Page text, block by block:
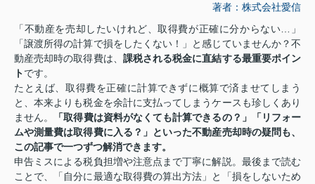
著者：株式会社愛信
「不動産を売却したいけれど、取得費が正確に分からない…」
「譲渡所得の計算で損をしたくない！」と感じていませんか？不
動産売却時の取得費は、 課税される税金に直結する最重要ポイン
トです。
たとえば、取得費を正確に計算できずに概算で済ませてしまう
と、本来よりも税金を余計に支払ってしまうケースも珍しくあり
ません。
「取得費は資料がなくても計算できるの？」「リフォー
ムや測量費は取得費に入る？」といった不動産売却時の疑問も、
この記事で一つずつ解消できます。
申告ミスによる税負担増や注意点まで丁寧に解説。最後まで読む
ことで、「自分に最適な取得費の算出方法」と「損をしないため